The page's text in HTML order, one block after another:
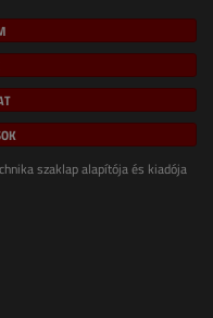
szaklap alapítója és kiadója